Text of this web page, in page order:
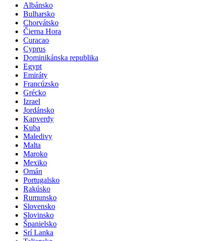
Albánsko
Bulharsko
Chorvátsko
Čierna Hora
Curacao
Cyprus
Dominikánska republika
Egypt
Emiráty
Francúzsko
Grécko
Izrael
Jordánsko
Kapverdy
Kuba
Maledivy
Malta
Maroko
Mexiko
Omán
Portugalsko
Rakúsko
Rumunsko
Slovensko
Slovinsko
Španielsko
Srí Lanka